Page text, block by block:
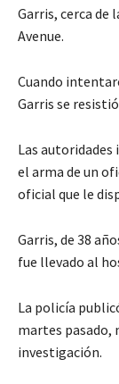
Garris, cerca de
Avenue.
Cuando
Garris se
Las autoridades
el arma de un
oficial que le
Garris, de 38
fue llevado al
La policía
martes pasado,
investigación.